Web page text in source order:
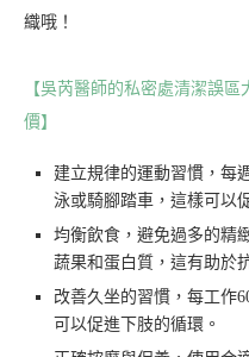
織哦！
【吳芮醫師的私密處清潔誤
價】
建立規律的運動習慣，每
泳或騎腳踏車，這樣可以
均衡飲食，避免過多的精
蔬果和蛋白質，這有助於
改善久坐的習慣，每工作
可以促進下肢的循環。